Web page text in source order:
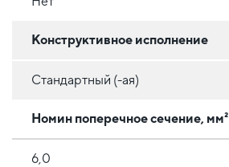
Конструктивное исполнение
Стандартный (-ая)
Номин поперечное сечение, мм²
6,0